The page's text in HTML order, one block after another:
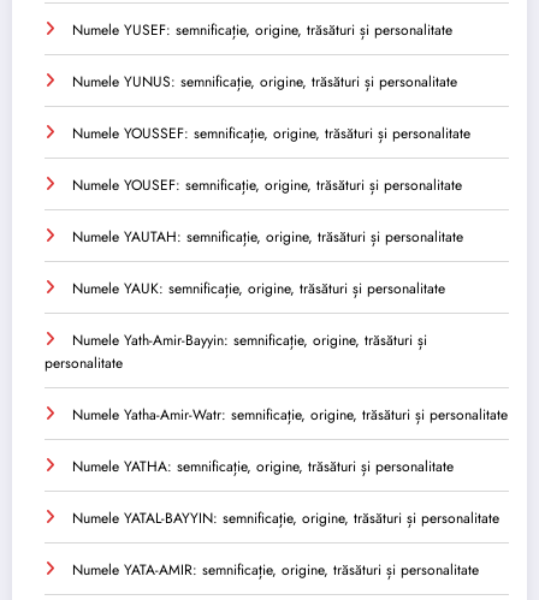
Numele YUSEF: semnificație, origine, trăsături și personalitate
Numele YUNUS: semnificație, origine, trăsături și personalitate
Numele YOUSSEF: semnificație, origine, trăsături și personalitate
Numele YOUSEF: semnificație, origine, trăsături și personalitate
Numele YAUTAH: semnificație, origine, trăsături și personalitate
Numele YAUK: semnificație, origine, trăsături și personalitate
Numele Yath-Amir-Bayyin: semnificație, origine, trăsături și
personalitate
Numele Yatha-Amir-Watr: semnificație, origine, trăsături și personalitate
Numele YATHA: semnificație, origine, trăsături și personalitate
Numele YATAL-BAYYIN: semnificație, origine, trăsături și personalitate
Numele YATA-AMIR: semnificație, origine, trăsături și personalitate